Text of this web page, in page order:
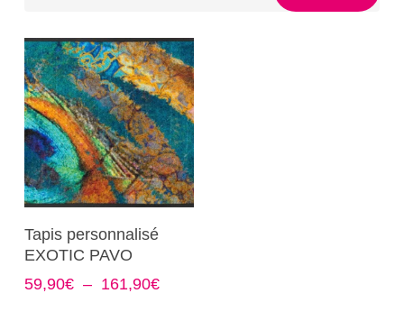
Choix Des Options
produit
a
plusieurs
Tapis personnalisé
EXOTIC PAVO
59,90€ – 161,90€Plage